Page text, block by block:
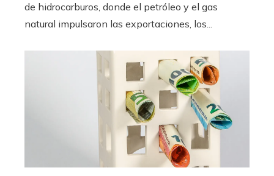
de hidrocarburos, donde el petróleo y el gas
natural impulsaron las exportaciones, los...